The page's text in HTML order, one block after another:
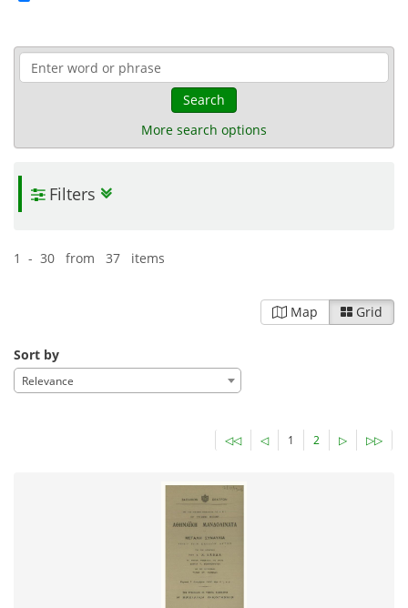
Search
More search options
Filters
1 - 30 from 37 items
Map Grid
Sort by
Relevance
◁◁ ◁ 1 2 ▷ ▷▷